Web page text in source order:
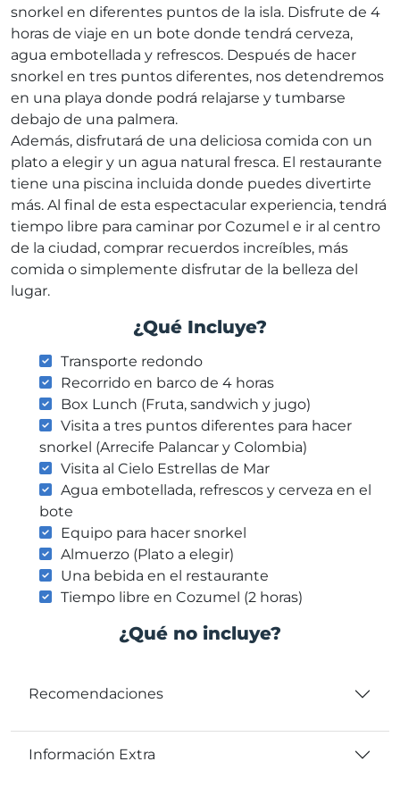
snorkel en diferentes puntos de la isla. Disfrute de 4
horas de viaje en un bote donde tendrá cerveza,
agua embotellada y refrescos. Después de hacer
snorkel en tres puntos diferentes, nos detendremos
en una playa donde podrá relajarse y tumbarse
debajo de una palmera.
Además, disfrutará de una deliciosa comida con un
plato a elegir y un agua natural fresca. El restaurante
tiene una piscina incluida donde puedes divertirte
más. Al final de esta espectacular experiencia, tendrá
tiempo libre para caminar por Cozumel e ir al centro
de la ciudad, comprar recuerdos increíbles, más
comida o simplemente disfrutar de la belleza del
lugar.
¿Qué Incluye?
Transporte redondo
Recorrido en barco de 4 horas
Box Lunch (Fruta, sandwich y jugo)
Visita a tres puntos diferentes para hacer
snorkel (Arrecife Palancar y Colombia)
Visita al Cielo Estrellas de Mar
Agua embotellada, refrescos y cerveza en el
bote
Equipo para hacer snorkel
Almuerzo (Plato a elegir)
Una bebida en el restaurante
Tiempo libre en Cozumel (2 horas)
¿Qué no incluye?
Recomendaciones
Información Extra